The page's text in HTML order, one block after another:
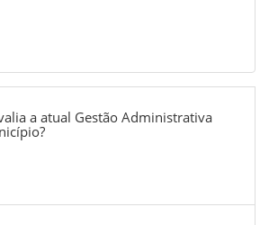
a atual Gestão Administrativa